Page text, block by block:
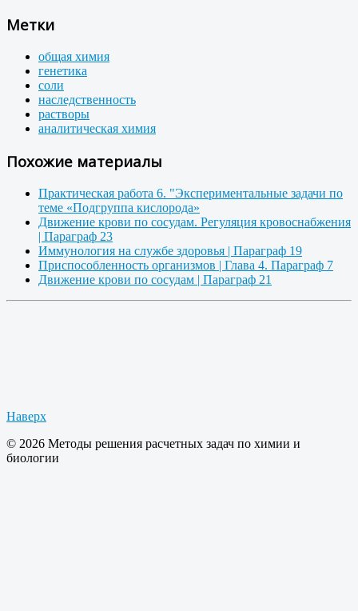
Метки
общая химия
генетика
соли
наследственность
растворы
аналитическая химия
Похожие материалы
Практическая работа 6. "Экспериментальные задачи по
теме «Подгруппа кислорода»
Движение крови по сосудам. Регуляция кровоснабжения
| Параграф 23
Иммунология на службе здоровья | Параграф 19
Приспособленность организмов | Глава 4. Параграф 7
Движение крови по сосудам | Параграф 21
Наверх
© 2026 Методы решения расчетных задач по химии и
биологии